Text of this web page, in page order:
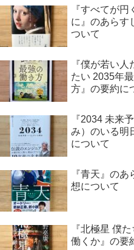
『すべてが円
に』のあらす
ついて
『僕が若い人
たい 2035年
方』の要約に
『2034 未来
み）のいる明
について
『青天』の
想について
『北極星 僕
働くか』の要